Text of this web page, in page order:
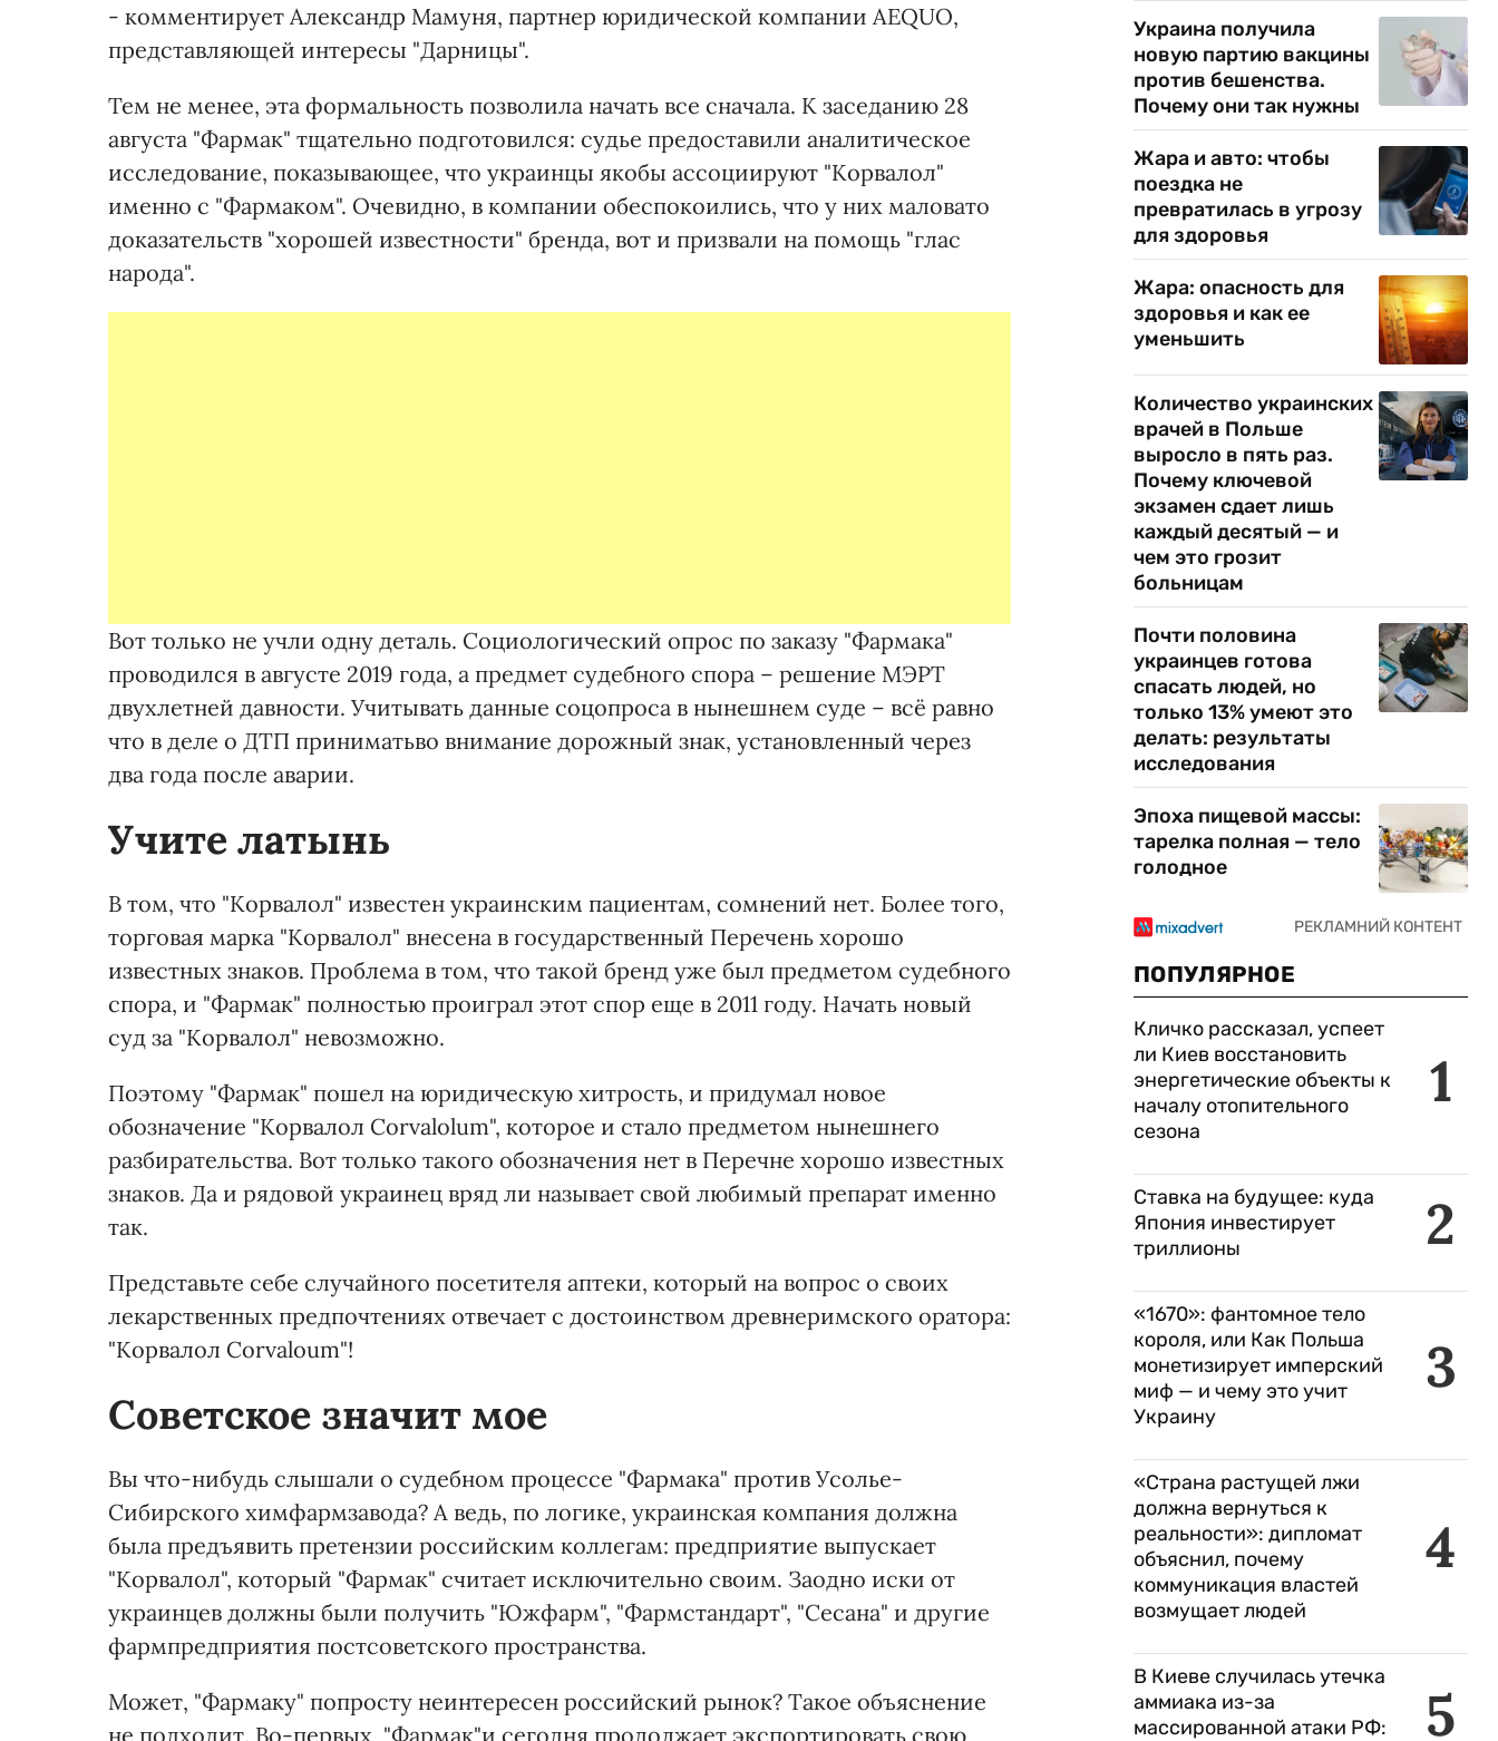
- комментирует Александр Мамуня, партнер юридической компании AEQUO,
представляющей интересы "Дарницы".
Тем не менее, эта формальность позволила начать все сначала. К заседанию 28
августа "Фармак" тщательно подготовился: судье предоставили аналитическое
исследование, показывающее, что украинцы якобы ассоциируют "Корвалол"
именно с "Фармаком". Очевидно, в компании обеспокоились, что у них маловато
доказательств "хорошей известности" бренда, вот и призвали на помощь "глас
народа".
Вот только не учли одну деталь. Социологический опрос по заказу "Фармака"
проводился в августе 2019 года, а предмет судебного спора – решение МЭРТ
двухлетней давности. Учитывать данные соцопроса в нынешнем суде – всё равно
что в деле о ДТП приниматьво внимание дорожный знак, установленный через
два года после аварии.
Учите латынь
В том, что "Корвалол" известен украинским пациентам, сомнений нет. Более того,
торговая марка "Корвалол" внесена в государственный Перечень хорошо
известных знаков. Проблема в том, что такой бренд уже был предметом судебного
спора, и "Фармак" полностью проиграл этот спор еще в 2011 году. Начать новый
суд за "Корвалол" невозможно.
Поэтому "Фармак" пошел на юридическую хитрость, и придумал новое
обозначение "Корвалол Corvalolum", которое и стало предметом нынешнего
разбирательства. Вот только такого обозначения нет в Перечне хорошо известных
знаков. Да и рядовой украинец вряд ли называет свой любимый препарат именно
так.
Представьте себе случайного посетителя аптеки, который на вопрос о своих
лекарственных предпочтениях отвечает с достоинством древнеримского оратора:
"Корвалол Corvaloum"!
Советское значит мое
Вы что-нибудь слышали о судебном процессе "Фармака" против Усолье-
Сибирского химфармзавода? А ведь, по логике, украинская компания должна
была предъявить претензии российским коллегам: предприятие выпускает
"Корвалол", который "Фармак" считает исключительно своим. Заодно иски от
украинцев должны были получить "Южфарм", "Фармстандарт", "Сесана" и другие
фармпредприятия постсоветского пространства.
Может, "Фармаку" попросту неинтересен российский рынок? Такое объяснение
не подходит. Во-первых, "Фармак"и сегодня продолжает экспортировать свою
Украина получила
новую партию вакцины
против бешенства.
Почему они так нужны
Жара и авто: чтобы
поездка не
превратилась в угрозу
для здоровья
Жара: опасность для
здоровья и как ее
уменьшить
Количество украинских
врачей в Польше
выросло в пять раз.
Почему ключевой
экзамен сдает лишь
каждый десятый — и
чем это грозит
больницам
Почти половина
украинцев готова
спасать людей, но
только 13% умеют это
делать: результаты
исследования
Эпоха пищевой массы:
тарелка полная — тело
голодное
ПОПУЛЯРНОЕ
1
Кличко рассказал, успеет
ли Киев восстановить
энергетические объекты к
началу отопительного
сезона
2
Ставка на будущее: куда
Япония инвестирует
триллионы
3
«1670»: фантомное тело
короля, или Как Польша
монетизирует имперский
миф — и чему это учит
Украину
4
«Страна растущей лжи
должна вернуться к
реальности»: дипломат
объяснил, почему
коммуникация властей
возмущает людей
5
В Киеве случилась утечка
аммиака из-за
массированной атаки РФ: